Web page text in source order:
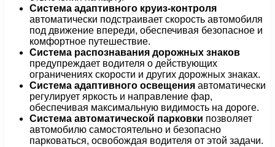
Система адаптивного круиз-контроля
автоматически подстраивает скорость автомобиля
под движение впереди, обеспечивая безопасное и
комфортное путешествие.
Система распознавания дорожных знаков
предупреждает водителя о действующих
ограничениях скорости и других дорожных знаках.
Система адаптивного освещения автоматически
регулирует яркость и направление фар,
обеспечивая максимальную видимость на дороге.
Система автоматической парковки позволяет
автомобилю самостоятельно и безопасно
парковаться, освобождая водителя от этой задачи.